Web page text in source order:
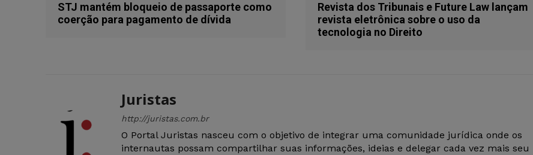
STJ mantém bloqueio de passaporte como
coerção para pagamento de dívida
Revista dos Tribunais e Future Law lançam
revista eletrônica sobre o uso da
tecnologia no Direito
Juristas
http://juristas.com.br
O Portal Juristas nasceu com o objetivo de integrar uma comunidade jurídica onde os
internautas possam compartilhar suas informações, ideias e delegar cada vez mais seu